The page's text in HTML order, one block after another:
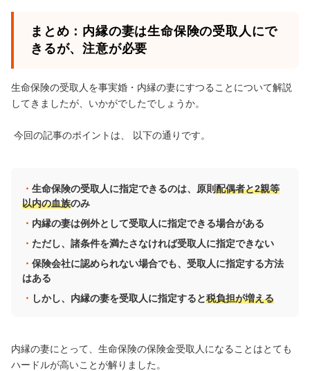
まとめ：内縁の妻は生命保険の受取人にで
きるが、注意が必要
生命保険の受取人を事実婚・内縁の妻にすつることについて解説
してきましたが、いかがでしたでしょうか。
今回の記事のポイントは、 以下の通りです。
生命保険の受取人に指定できるのは、原則配偶者と2親等
以内の血族のみ
内縁の妻は例外として受取人に指定できる場合がある
ただし、諸条件を満たさなければ受取人に指定できない
保険会社に認められない場合でも、受取人に指定する方法
はある
しかし、内縁の妻を受取人に指定すると税負担が増える
内縁の妻にとって、生命保険の保険金受取人になることはとても
ハードルが高いことが解りました。